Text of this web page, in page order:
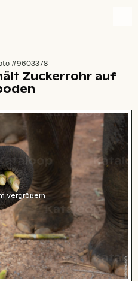
#9603378
Zuckerrohr auf
Vergrößern